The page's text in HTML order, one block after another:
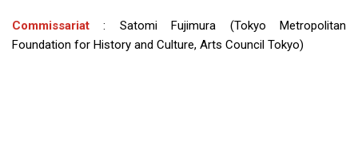
Commissariat : Satomi Fujimura (Tokyo Metropolitan
Foundation for History and Culture, Arts Council Tokyo)